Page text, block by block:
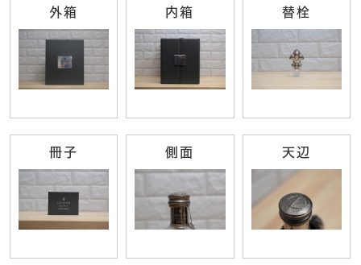
外箱 内箱 替栓
冊子 側面 天辺